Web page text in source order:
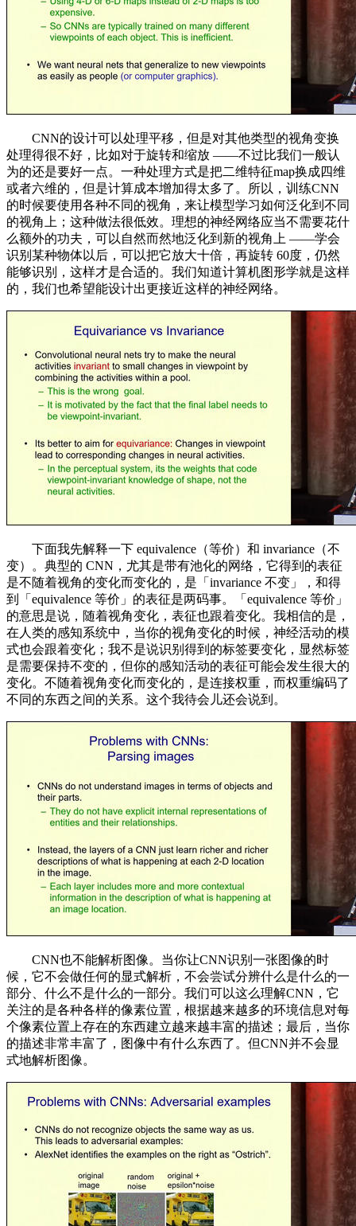
CNN的设计可以处理平移，但是对其他类型的视角变换
处理得很不好，比如对于旋转和缩放 ——不过比我们一般认
为的还是要好一点。一种处理方式是把二维特征map换成四维
或者六维的，但是计算成本增加得太多了。所以，训练CNN
的时候要使用各种不同的视角，来让模型学习如何泛化到不同
的视角上；这种做法很低效。理想的神经网络应当不需要花什
么额外的功夫，可以自然而然地泛化到新的视角上 ——学会
识别某种物体以后，可以把它放大十倍，再旋转 60度，仍然
能够识别，这样才是合适的。我们知道计算机图形学就是这样
的，我们也希望能设计出更接近这样的神经网络。
下面我先解释一下 equivalence（等价）和 invariance（不
变）。典型的 CNN，尤其是带有池化的网络，它得到的表征
是不随着视角的变化而变化的，是「invariance 不变」，和得
到「equivalence 等价」的表征是两码事。「equivalence 等价」
的意思是说，随着视角变化，表征也跟着变化。我相信的是，
在人类的感知系统中，当你的视角变化的时候，神经活动的模
式也会跟着变化；我不是说识别得到的标签要变化，显然标签
是需要保持不变的，但你的感知活动的表征可能会发生很大的
变化。不随着视角变化而变化的，是连接权重，而权重编码了
不同的东西之间的关系。这个我待会儿还会说到。
CNN也不能解析图像。当你让CNN识别一张图像的时
候，它不会做任何的显式解析，不会尝试分辨什么是什么的一
部分、什么不是什么的一部分。我们可以这么理解CNN，它
关注的是各种各样的像素位置，根据越来越多的环境信息对每
个像素位置上存在的东西建立越来越丰富的描述；最后，当你
的描述非常丰富了，图像中有什么东西了。但CNN并不会显
式地解析图像。